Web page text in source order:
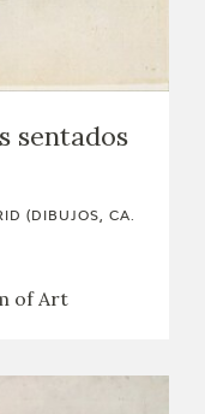
sentados
(DIBUJOS, CA.
of Art